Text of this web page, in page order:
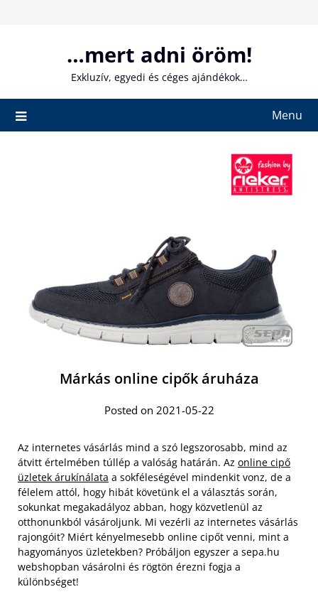
…mert adni öröm!
Exkluzív, egyedi és céges ajándékok…
Menu
Márkás online cipők áruháza
Posted on 2021-05-22
Az internetes vásárlás mind a szó legszorosabb, mind az
átvitt értelmében túllép a valóság határán. Az online cipő
üzletek árukínálata a sokféleségével mindenkit vonz, de a
félelem attól, hogy hibát követünk el a választás során,
sokunkat megakadályoz abban, hogy közvetlenül az
otthonunkból vásároljunk. Mi vezérli az internetes vásárlás
rajongóit? Miért kényelmesebb online cipőt venni, mint a
hagyományos üzletekben? Próbáljon egyszer a sepa.hu
webshopban vásárolni és rögtön érezni fogja a
különbséget!